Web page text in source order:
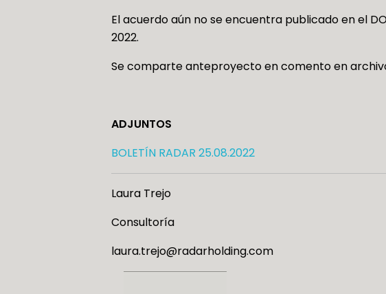
El acuerdo aún no se encuentra publicado en el
2022.
Se comparte anteproyecto en comento en
ADJUNTOS
BOLETÍN RADAR 25.08.2022
Laura Trejo
Consultoría
laura.trejo@radarholding.com